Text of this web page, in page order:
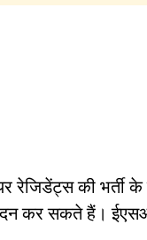
रेजिडेंट्स की भर्ती
कर सकते हैं।